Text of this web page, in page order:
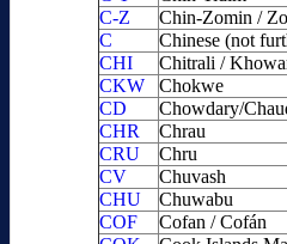
C-Z
Chin-Zomin /
C
Chinese (not
CHI
Chitrali /
CKW
Chokwe
CD
Chowdary/
CHR
Chrau
CRU
Chru
CV
Chuvash
CHU
Chuwabu
COF
Cofan / Cofán